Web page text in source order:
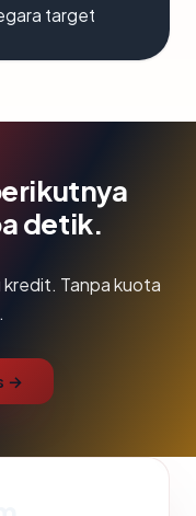
target
detik.
Tanpa kuota
→